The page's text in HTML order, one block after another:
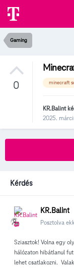
Gaming
0 minecraft
KR.Balint
2025.
Kérdés
KR.Balint
Posztolva
Sziasztok! Volna egy
hálózaton hibátlanul
lehet csatlakozni.